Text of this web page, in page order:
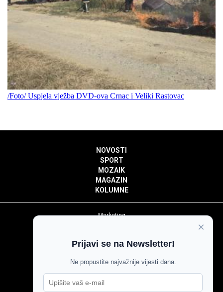
/Foto/ Uspjela vježba DVD-ova Crnac i Veliki Rastovac
NOVOSTI
SPORT
MOZAIK
MAGAZIN
KOLUMNE
Marketing
Impressum
Pravila komentiranja
Agroglas
×
Prijavi se na Newsletter!
Ne propustite najvažnije vijesti dana.